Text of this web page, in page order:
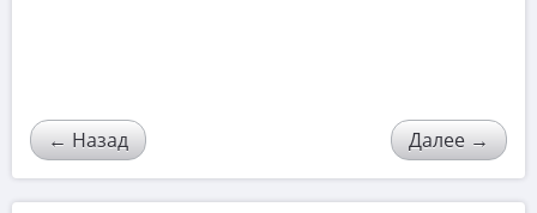
Квадратные неравенства
← Назад Далее →